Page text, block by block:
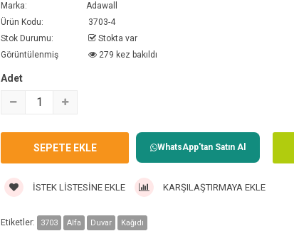
Marka:
Adawall
Ürün Kodu:
3703-4
Stok Durumu:
Stokta var
Görüntülenmiş
279 kez bakıldı
Adet
WhatsApp'tan Satın Al
İSTEK LISTESINE EKLE KARŞILAŞTIRMAYA EKLE
Etiketler: 3703 Alfa Duvar Kağıdı